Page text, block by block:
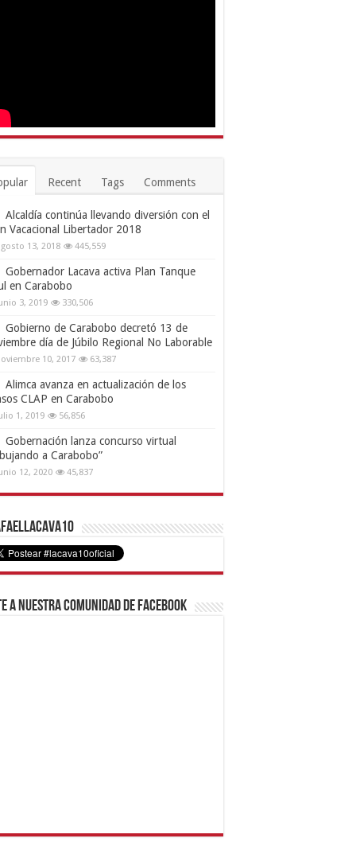
Recent Tags Comments
Alcaldía continúa llevando diversión con el
Vacacional Libertador 2018
13, 2018 445,559
Gobernador Lacava activa Plan Tanque
en Carabobo
3, 2019 330,506
Gobierno de Carabobo decretó 13 de
día de Júbilo Regional No Laborable
10, 2017 63,387
Alimca avanza en actualización de los
CLAP en Carabobo
1, 2019 56,856
Gobernación lanza concurso virtual
a Carabobo”
12, 2020 45,837
a nuestra comunidad de Facebook